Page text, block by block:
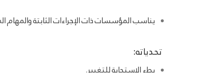
يناسب المؤسسات ذات الإجراءات الثابتة والمهام
تحدياته:
بطء الاستجابة للتغيير.